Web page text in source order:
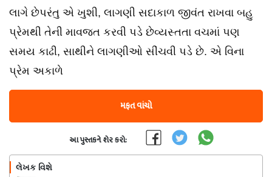
લાગે છેપરંતુ એ ખુશી, લાગણી સદાકાળ જીવંત રાખવા બહુ
પ્રેમથી તેની માવજત કરવી પડે છેવ્યસ્તતા વચમાં પણ
સમય કાઢી, સાથીને લાગણીઓ સીંચવી પડે છે. એ વિના
પ્રેમ અકાળે
મફત વાંચો
આ પુસ્તકને શેર કરો:
લેખક વિશે